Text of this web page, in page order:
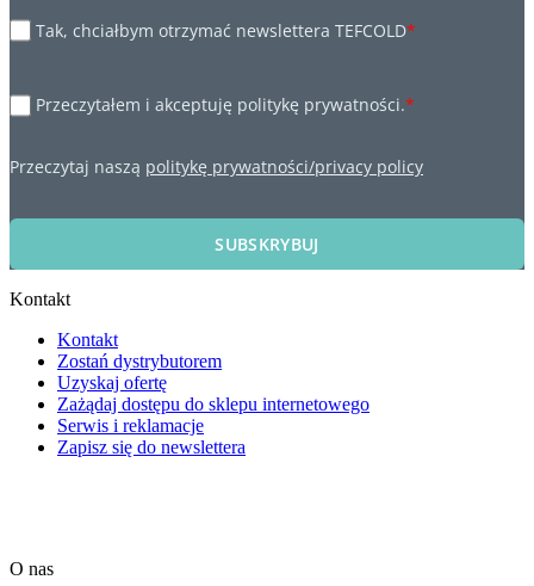
Tak, chciałbym otrzymać newslettera TEFCOLD*
Przeczytałem i akceptuję politykę prywatności.*
Przeczytaj naszą politykę prywatności/privacy policy
SUBSKRYBUJ
Kontakt
Kontakt
Zostań dystrybutorem
Uzyskaj ofertę
Zażądaj dostępu do sklepu internetowego
Serwis i reklamacje
Zapisz się do newslettera
O nas